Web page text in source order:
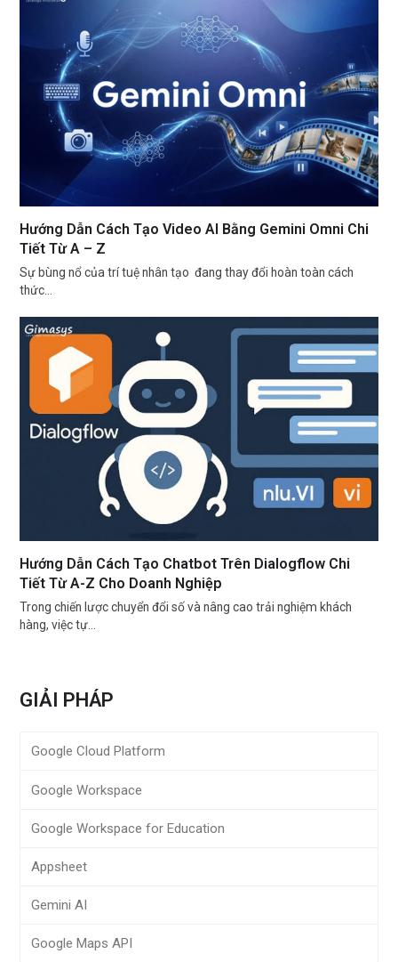
Hướng Dẫn Cách Tạo Video AI Bằng Gemini Omni Chi
Tiết Từ A – Z
Sự bùng nổ của trí tuệ nhân tạo đang thay đổi hoàn toàn cách
thức…
Hướng Dẫn Cách Tạo Chatbot Trên Dialogflow Chi
Tiết Từ A-Z Cho Doanh Nghiệp
Trong chiến lược chuyển đổi số và nâng cao trải nghiệm khách
hàng, việc tự…
GIẢI PHÁP
Google Cloud Platform
Google Workspace
Google Workspace for Education
Appsheet
Gemini AI
Google Maps API